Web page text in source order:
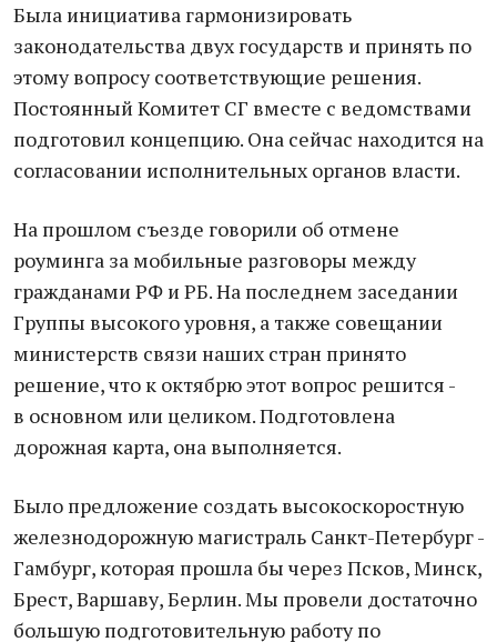
Была инициатива гармонизировать
законодательства двух государств и принять по
этому вопросу соответствующие решения.
Постоянный Комитет СГ вместе с ведомствами
подготовил концепцию. Она сейчас находится на
согласовании исполнительных органов власти.
На прошлом съезде говорили об отмене
роуминга за мобильные разговоры между
гражданами РФ и РБ. На последнем заседании
Группы высокого уровня, а также совещании
министерств связи наших стран принято
решение, что к октябрю этот вопрос решится -
в основном или целиком. Подготовлена
дорожная карта, она выполняется.
Было предложение создать высокоскоростную
железнодорожную магистраль Санкт-Петербург -
Гамбург, которая прошла бы через Псков, Минск,
Брест, Варшаву, Берлин. Мы провели достаточно
большую подготовительную работу по